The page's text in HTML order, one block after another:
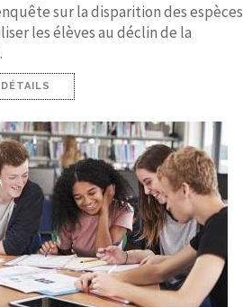
sur la disparition des espèces
les élèves au déclin de la